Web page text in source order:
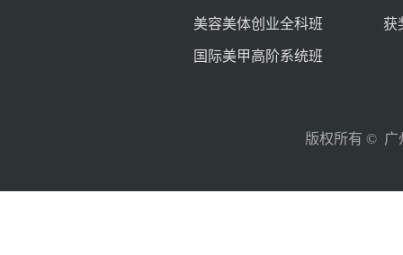
美容美体创业全科班
国际美甲高阶系统班
获
版权所有 © 广